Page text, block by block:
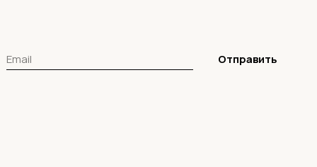
Отправить